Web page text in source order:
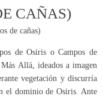
CAÑAS)
de Osiris o Campos de
Allá, ideados a imagen
vegetación y discurría
el dominio de Osiris. Ante